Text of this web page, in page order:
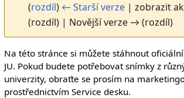
(rozdíl) ← Starší verze| zobrazit
(rozdíl) | Novější verze → (rozdíl)
Na této stránce si můžete stáhnout
JU. Pokud budete potřebovat snímky z
univerzity, obraťte se prosím na
prostřednictvím Service desku.